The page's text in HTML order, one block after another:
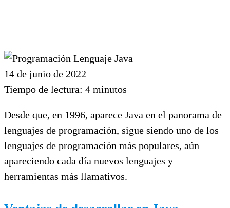
14 de junio de 2022
Tiempo de lectura: 4 minutos
Desde que, en 1996, aparece Java en el panorama de
lenguajes de programación, sigue siendo uno de los
lenguajes de programación más populares, aún
apareciendo cada día nuevos lenguajes y
herramientas más llamativos.